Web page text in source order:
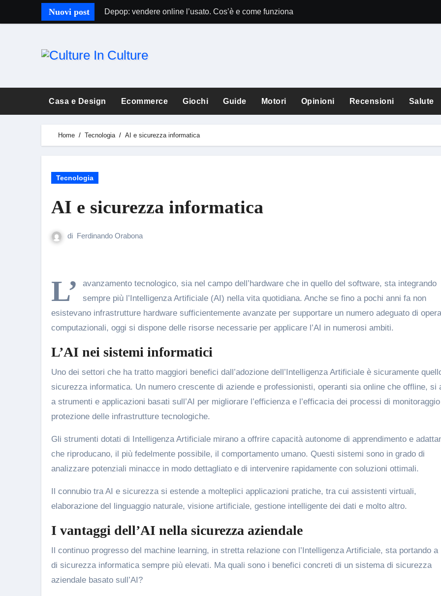
Nuovi post Depop: vendere online l’usato. Cos’è e come funziona
Casa e Design Ecommerce Giochi Guide Motori Opinioni Recensioni Salute
Home Tecnologia AI e sicurezza informatica
Tecnologia
AI e sicurezza informatica
di Ferdinando Orabona
L’
avanzamento tecnologico, sia nel campo dell’hardware che in quello del software, sta integrando
sempre più l’Intelligenza Artificiale (AI) nella vita quotidiana. Anche se fino a pochi anni fa non
esistevano infrastrutture hardware sufficientemente avanzate per supportare un numero adeguato di
computazionali, oggi si dispone delle risorse necessarie per applicare l’AI in numerosi ambiti.
L’AI nei sistemi informatici
Uno dei settori che ha tratto maggiori benefici dall’adozione dell’Intelligenza Artificiale è sicuramente
sicurezza informatica. Un numero crescente di aziende e professionisti, operanti sia online che offline, si
a strumenti e applicazioni basati sull’AI per migliorare l’efficienza e l’efficacia dei processi di
protezione delle infrastrutture tecnologiche.
Gli strumenti dotati di Intelligenza Artificiale mirano a offrire capacità autonome di apprendimento e
che riproducano, il più fedelmente possibile, il comportamento umano. Questi sistemi sono in grado di
analizzare potenziali minacce in modo dettagliato e di intervenire rapidamente con soluzioni ottimali.
Il connubio tra AI e sicurezza si estende a molteplici applicazioni pratiche, tra cui assistenti virtuali,
elaborazione del linguaggio naturale, visione artificiale, gestione intelligente dei dati e molto altro.
I vantaggi dell’AI nella sicurezza aziendale
Il continuo progresso del machine learning, in stretta relazione con l’Intelligenza Artificiale, sta portando a
di sicurezza informatica sempre più elevati. Ma quali sono i benefici concreti di un sistema di sicurezza
aziendale basato sull’AI?